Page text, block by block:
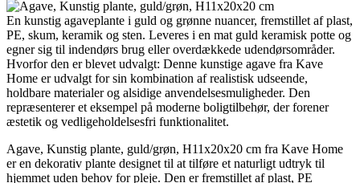
En kunstig agaveplante i guld og grønne nuancer, fremstillet af plast,
PE, skum, keramik og sten. Leveres i en mat guld keramisk potte og
egner sig til indendørs brug eller overdækkede udendørsområder.
Hvorfor den er blevet udvalgt: Denne kunstige agave fra Kave
Home er udvalgt for sin kombination af realistisk udseende,
holdbare materialer og alsidige anvendelsesmuligheder. Den
repræsenterer et eksempel på moderne boligtilbehør, der forener
æstetik og vedligeholdelsesfri funktionalitet.
Agave, Kunstig plante, guld/grøn, H11x20x20 cm fra Kave Home
er en dekorativ plante designet til at tilføre et naturligt udtryk til
hjemmet uden behov for pleje. Den er fremstillet af plast, PE